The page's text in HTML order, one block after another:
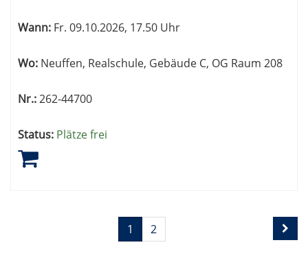
Wann: Fr. 09.10.2026, 17.50 Uhr
Wo: Neuffen, Realschule, Gebäude C, OG Raum 208
Nr.:262-44700
Status: Plätze frei
Seiten
blättern
1 2